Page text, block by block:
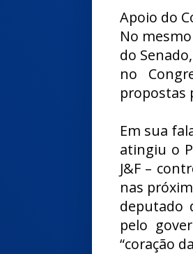
Apoio do
No
do
no
propostas
Em sua
atingiu o
J&F –
nas
deputado
pelo
“coração